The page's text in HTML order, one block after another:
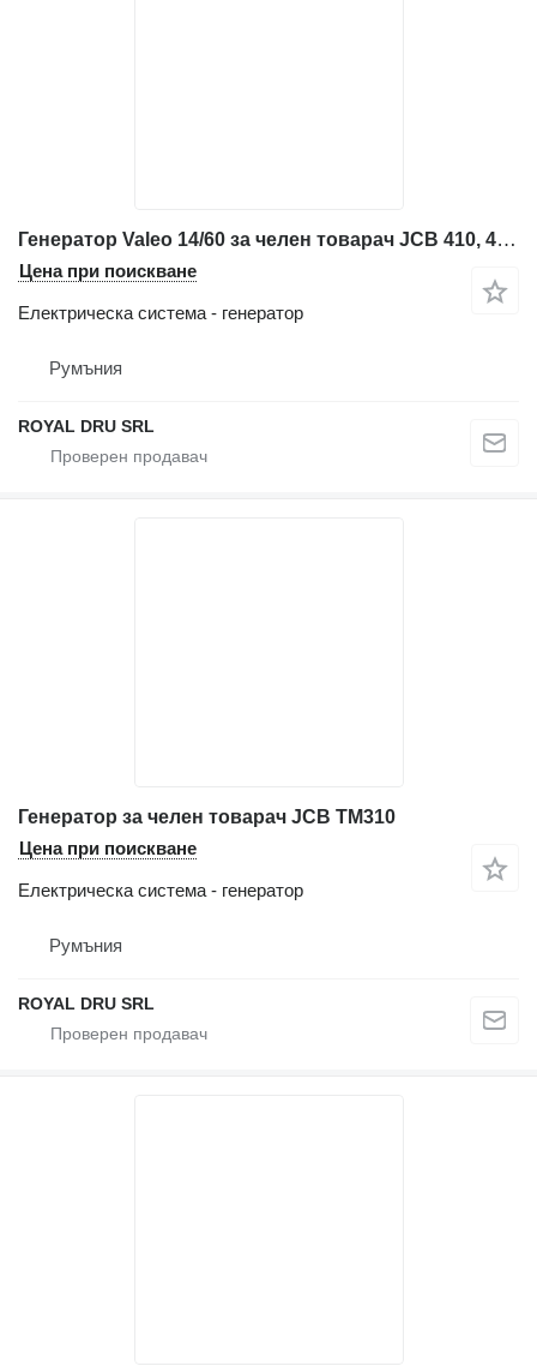
Генератор Valeo 14/60 за челен товарач JCB 410, 412, 415
Цена при поискване
Електрическа система - генератор
Румъния
ROYAL DRU SRL
Генератор за челен товарач JCB TM310
Цена при поискване
Електрическа система - генератор
Румъния
ROYAL DRU SRL